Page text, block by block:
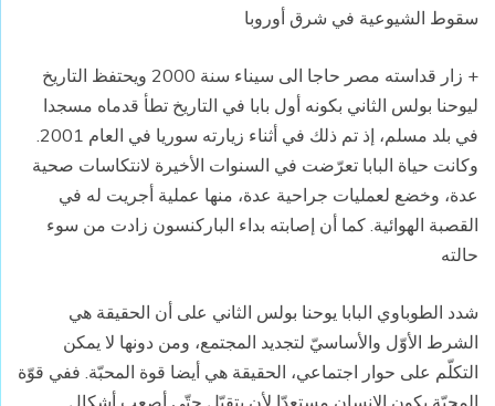
سقوط الشيوعية في شرق أوروبا
+ زار قداسته مصر حاجا الى سيناء سنة 2000 ويحتفظ التاريخ
ليوحنا بولس الثاني بكونه أول بابا في التاريخ تطأ قدماه مسجدا
وكانت حياة البابا تعرّضت في السنوات الأخيرة لانتكاسات صحية
عدة، وخضع لعمليات جراحية عدة، منها عملية أجريت له في
القصبة الهوائية. كما أن إصابته بداء الباركنسون زادت من سوء
حالته
شدد الطوباوي البابا يوحنا بولس الثاني على أن الحقيقة هي
الشرط الأوّل والأساسيّ لتجديد المجتمع، ومن دونها لا يمكن
التكلّم على حوار اجتماعي، الحقيقة هي أيضا قوة المحبّة. ففي قوّة
المحبّة يكون الإنسان مستعدّا لأن يتقبّل حتّى أصعب أشكال